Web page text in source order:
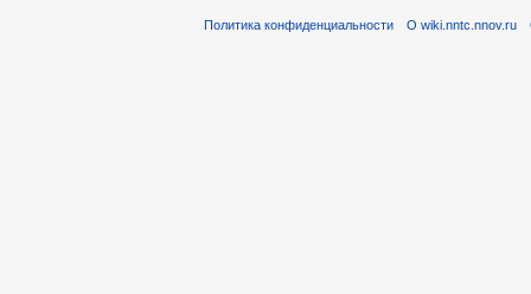
Политика конфиденциальности О wiki.nntc.nnov.ru